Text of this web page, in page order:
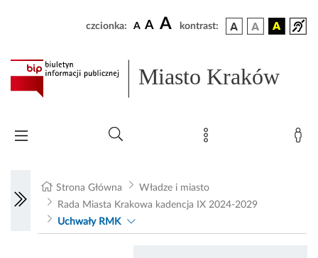
czcionka: A A A kontrast:
Miasto Kraków
Strona Główna
Władze i miasto
Rada Miasta Krakowa kadencja IX 2024-2029
Uchwały RMK